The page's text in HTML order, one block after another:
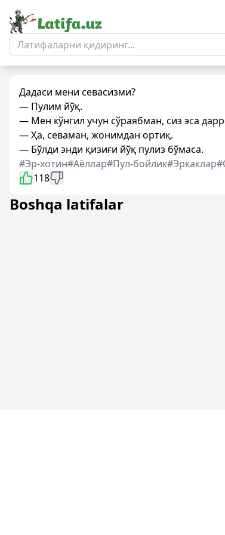
Дадаси мени севасизми?
— Пулим йўқ.
— Мен кўнгил учун сўраябман, сиз эса
— Ҳа, севаман, жонимдан ортиқ.
— Бўлди энди қизиғи йўқ пулиз бўмаса.
#Эр-хотин#Аёллар#Пул-бойлик#Эркаклар
118
Boshqa latifalar